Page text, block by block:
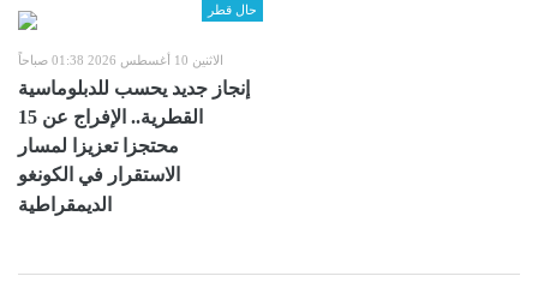
حال قطر
الاثنين 10 أغسطس 2026 01:38 صباحاً
إنجاز جديد يحسب للدبلوماسية
القطرية.. الإفراج عن 15
محتجزا تعزيزا لمسار
الاستقرار في الكونغو
الديمقراطية